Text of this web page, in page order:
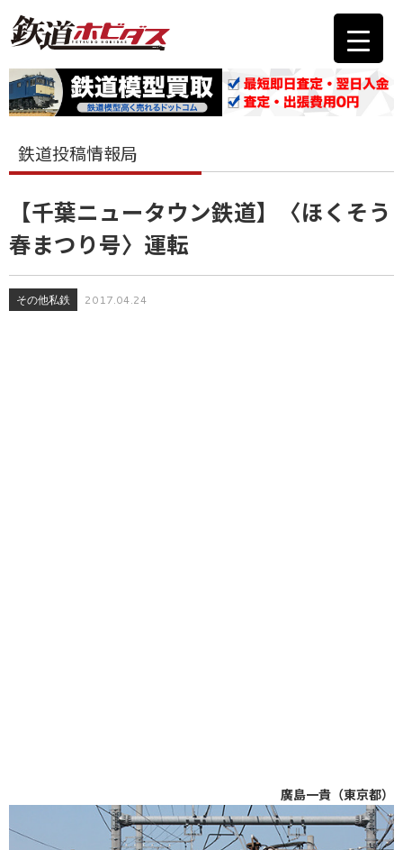
鉄道投稿情報局
【千葉ニュータウン鉄道】〈ほくそう
春まつり号〉運転
その他私鉄 2017.04.24
廣島一貴（東京都）